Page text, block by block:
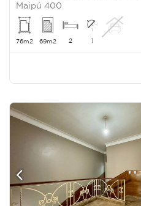
Maipú 400
76m2 69m2 2 1